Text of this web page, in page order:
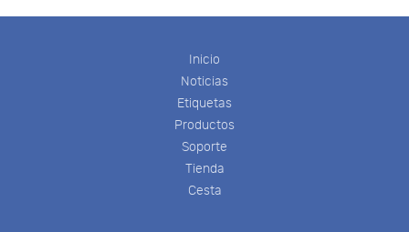
Inicio
Noticias
Etiquetas
Productos
Soporte
Tienda
Cesta